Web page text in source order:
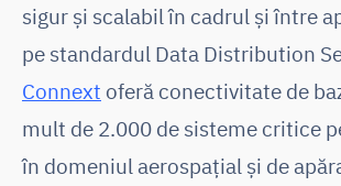
sigur și scalabil în cadrul și între
pe standardul Data Distribution
Connext oferă conectivitate de
mult de 2.000 de sisteme critice
în domeniul aerospațial și de